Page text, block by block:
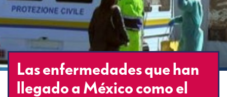
Las enfermedades que han
llegado a México como el